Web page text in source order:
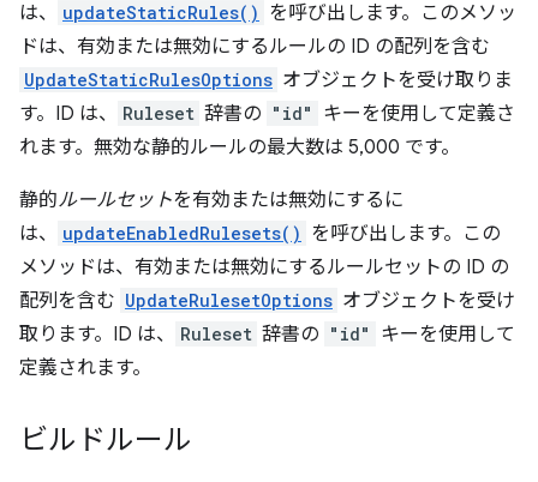
は、
updateStaticRules() を呼び出します。このメソッ
ドは、有効または無効にするルールの ID の配列を含む
UpdateStaticRulesOptions オブジェクトを受け取りま
す。ID は、
Ruleset 辞書の "id"
キーを使用して定義さ
れます。無効な静的ルールの最大数は 5,000 です。
静的ルールセットを有効または無効にするに
は、
updateEnabledRulesets() を呼び出します。この
メソッドは、有効または無効にするルールセットの ID の
配列を含む UpdateRulesetOptions オブジェクトを受け
取ります。ID は、
Ruleset 辞書の "id"
キーを使用して
定義されます。
ビルドルール